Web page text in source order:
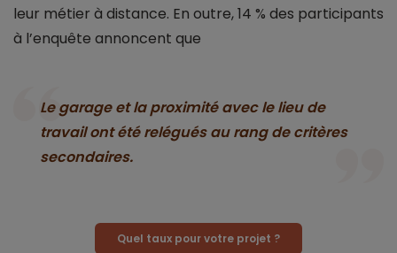
leur métier à distance. En outre, 14 % des participants
à l’enquête annoncent que
Le garage et la proximité avec le lieu de
travail ont été relégués au rang de critères
secondaires.
Quel taux pour votre projet ?